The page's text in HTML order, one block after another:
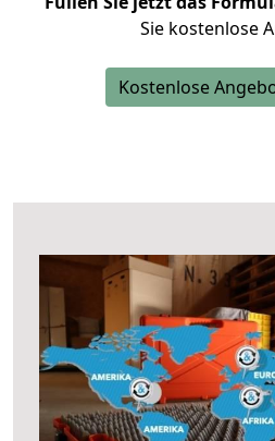
Sie kostenlose
Kostenlose